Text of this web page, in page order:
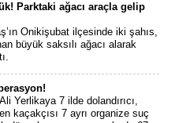
Parktaki ağacı araçla gelip
Onikişubat ilçesinde iki şahıs,
büyük saksılı ağacı alarak
Yerlikaya 7 ilde dolandırıcı,
kaçakçısı 7 ayrı organize suç